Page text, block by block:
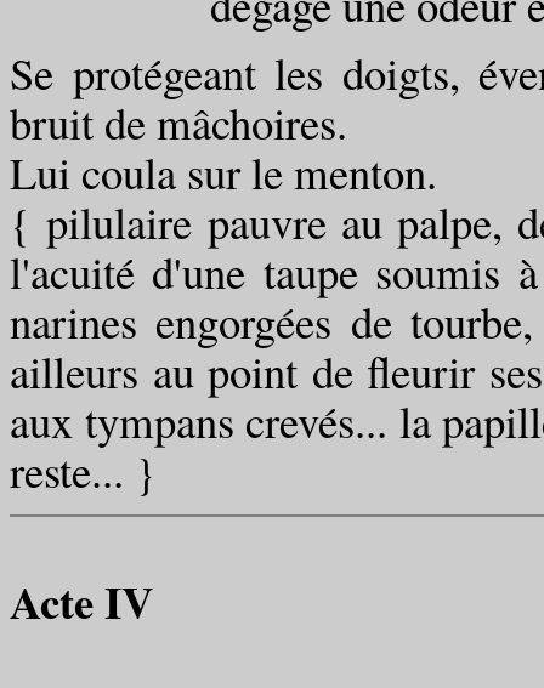
Se protégeant les doigts,
bruit de mâchoires.
Lui coula sur le menton.
{ pilulaire pauvre au palpe,
l'acuité d'une taupe soumis
narines engorgées de
ailleurs au point de fleurir
aux tympans crevés... la
reste... }
Acte IV